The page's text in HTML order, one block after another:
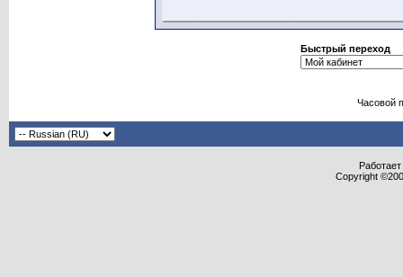
Быстрый переход
Часовой
Copyright